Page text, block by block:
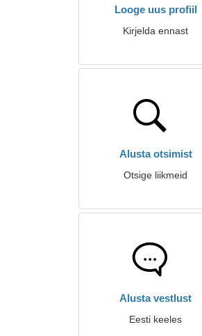
Looge uus profiil
Kirjelda ennast
Alusta otsimist
Otsige liikmeid
Alusta vestlust
Eesti keeles